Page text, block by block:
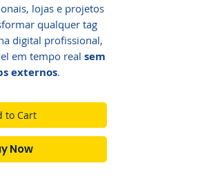
lojas e projetos
qualquer tag
digital profissional,
em tempo real sem
externos.
to Cart
Now